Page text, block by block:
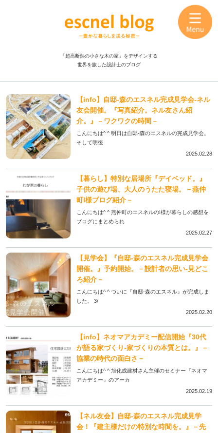
「超高断熱の小さな木の家」をデザインする
世界を旅した設計士のブログ
【info】自邸-森のエスネル完成見学会-ネル
友会開催。『写真紹介。ネル友さん紹
介。』－ワクワクの時間－
こんにちは^ ^ 明日は自邸-森のエスネルの完成見学会。
そして明後
2025.02.28
【暮らし】特別な居場所『デイベッド。』
子供の遊び場、大人のうたた寝場。－燕仲
町I様ブログ紹介－
こんにちは^ ^ 燕仲町のエスネルのI様が暮らしの感想を
ブログにまとめられ
2025.02.27
【見学会】『自邸-森のエスネル完成見学会
開催。』予約開始。－設計者の思い-見どこ
ろ紹介－
こんにちは^ ^ ついに『自邸-森のエスネル』が完成しま
した。 3/
2025.02.20
【info】ネオマアカデミー配信開始『30代
が語る家づくり-家づくりの本質とは。』－
協業の時代の面白さ－
こんにちは^ ^ 旭化成建材さん主催のセミナー『ネオマ
アカデミー』のアーカ
2025.02.19
【ネル友会】自邸-森のエスネル完成見学
会！『建主様だけの特別な時間を。』－先